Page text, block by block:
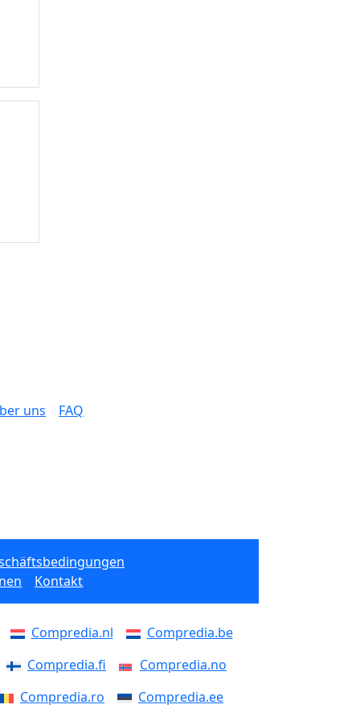
uns FAQ
Kontakt
Compredia.nl
Compredia.be
Compredia.fi
Compredia.no
Compredia.ro
Compredia.ee